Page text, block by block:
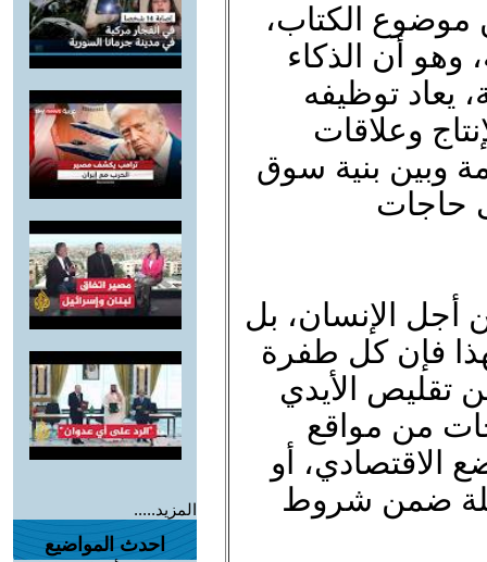
الكتاب،
أن الذكاء
يعاد توظيفه
وعلاقات
وبين بنية سوق
حاجات
أجل الإنسان، بل
فإن كل طفرة
تقليص الأيدي
من مواقع
الاقتصادي، أو
ضمن شروط
المزيد.....
احدث المواضيع